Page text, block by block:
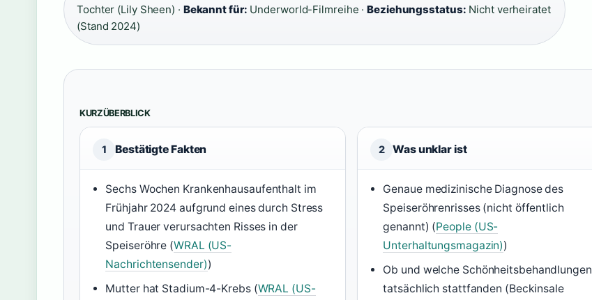
Tochter (Lily Sheen) · Bekannt für: Underworld-Filmreihe ·Beziehungsstatus: Nicht verheiratet
(Stand 2024)
KURZÜBERBLICK
1 Bestätigte Fakten
Sechs Wochen Krankenhausaufenthalt im
Frühjahr 2024 aufgrund eines durch Stress
und Trauer verursachten Risses in der
Speiseröhre (WRAL (US-
Nachrichtensender))
Mutter hat Stadium-4-Krebs (WRAL (US-
2 Was unklar ist
Genaue medizinische Diagnose des
Speiseröhrenrisses (nicht öffentlich
genannt) (People (US-
Unterhaltungsmagazin))
Ob und welche Schönheitsbehandlungen
tatsächlich stattfanden (Beckinsale